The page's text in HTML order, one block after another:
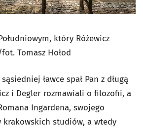
który Różewicz
Tomasz Hołod
ławce spał Pan z długą
i Degler rozmawiali o filozofii, a
Ingardena, swojego
krakowskich studiów, a wtedy